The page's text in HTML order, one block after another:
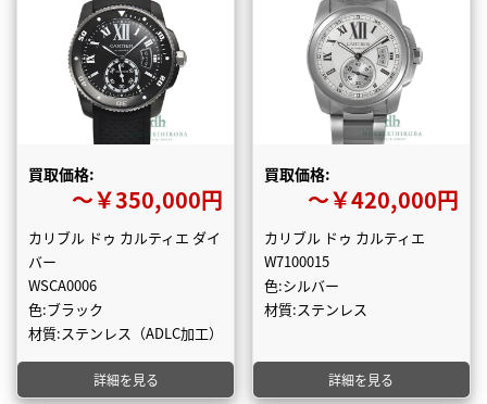
買取価格:
〜￥350,000円
カリブル ドゥ カルティエ ダイ
バー
WSCA0006
色:ブラック
材質:ステンレス（ADLC加工）
詳細を見る
買取価格:
〜￥420,000円
カリブル ドゥ カルティエ
W7100015
色:シルバー
材質:ステンレス
詳細を見る